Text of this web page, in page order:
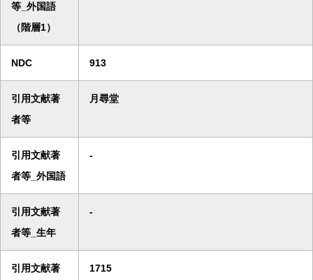
等_外国語
（階層1）
NDC 913
引用文献著
者等
月尋堂
引用文献著
者等_外国語
-
引用文献著
者等_生年
-
引用文献著
1715